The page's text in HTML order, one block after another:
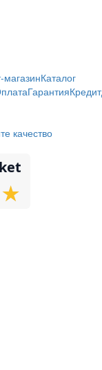
магазинКаталог
ГарантияКредит
★
★